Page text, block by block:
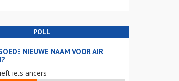
POLL
NIEUWE NAAM VOOR AIR
iets anders